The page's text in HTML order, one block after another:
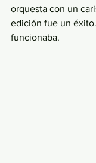
orquesta con un
edición fue un
funcionaba.